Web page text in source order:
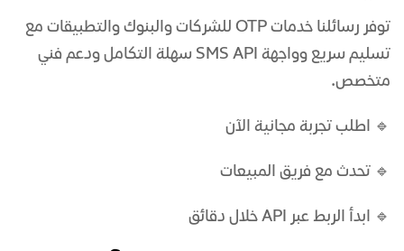
توفر رسائلنا خدمات OTP للشركات والبنوك والتطبيقات مع
تسليم سريع وواجهة SMS API سهلة التكامل ودعم فني
متخصص.
🔹 اطلب تجربة مجانية الآن
🔹 تحدث مع فريق المبيعات
🔹 ابدأ الربط عبر API خلال دقائق